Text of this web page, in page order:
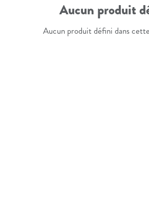
Aucun produit
Aucun produit défini dans